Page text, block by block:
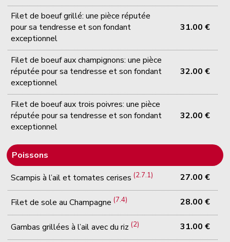
Filet de boeuf grillé: une pièce réputée
pour sa tendresse et son fondant
exceptionnel
31.00 €
Filet de boeuf aux champignons: une pièce
réputée pour sa tendresse et son fondant
exceptionnel
32.00 €
Filet de boeuf aux trois poivres: une pièce
réputée pour sa tendresse et son fondant
exceptionnel
32.00 €
Poissons
Scampis à l’ail et tomates cerises(2.7.1) 27.00 €
Filet de sole au Champagne(7.4) 28.00 €
Gambas grillées à l’ail avec du riz(2) 31.00 €